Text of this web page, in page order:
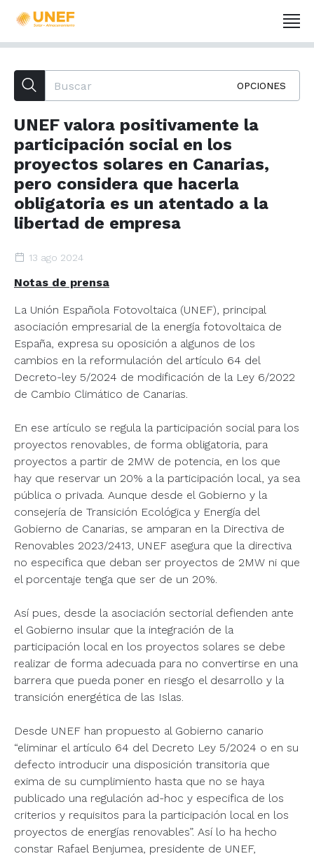
OPCIONES
UNEF valora positivamente la
participación social en los
proyectos solares en Canarias,
pero considera que hacerla
obligatoria es un atentado a la
libertad de empresa
13 ago 2024
Notas de prensa
La Unión Española Fotovoltaica (UNEF), principal
asociación empresarial de la energía fotovoltaica de
España, expresa su oposición a algunos de los
cambios en la reformulación del artículo 64 del
Decreto-ley 5/2024 de modificación de la Ley 6/2022
de Cambio Climático de Canarias.
En ese artículo se regula la participación social para los
proyectos renovables, de forma obligatoria, para
proyectos a partir de 2MW de potencia, en los que
hay que reservar un 20% a la participación local, ya sea
pública o privada. Aunque desde el Gobierno y la
consejería de Transición Ecológica y Energía del
Gobierno de Canarias, se amparan en la Directiva de
Renovables 2023/2413, UNEF asegura que la directiva
no especifica que deban ser proyectos de 2MW ni que
el porcentaje tenga que ser de un 20%.
Así pues, desde la asociación sectorial defienden ante
el Gobierno insular que la integración de la
participación local en los proyectos solares se debe
realizar de forma adecuada para no convertirse en una
barrera que pueda poner en riesgo el desarrollo y la
transición energética de las Islas.
Desde UNEF han propuesto al Gobierno canario
“eliminar el artículo 64 del Decreto Ley 5/2024 o en su
defecto introducir una disposición transitoria que
exima de su cumplimiento hasta que no se haya
publicado una regulación ad-hoc y especifica de los
criterios y requisitos para la participación local en los
proyectos de energías renovables”. Así lo ha hecho
constar Rafael Benjumea, presidente de UNEF,